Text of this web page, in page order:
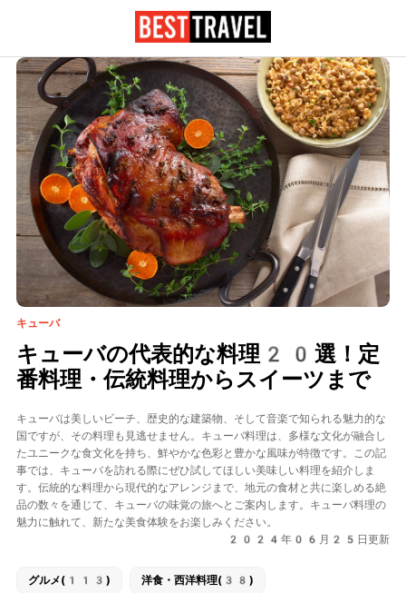
キューバ
キューバの代表的な料理20選！定
番料理・伝統料理からスイーツまで
キューバは美しいビーチ、歴史的な建築物、そして音楽で知られる魅力的な
国ですが、その料理も見逃せません。キューバ料理は、多様な文化が融合し
たユニークな食文化を持ち、鮮やかな色彩と豊かな風味が特徴です。この記
事では、キューバを訪れる際にぜひ試してほしい美味しい料理を紹介しま
す。伝統的な料理から現代的なアレンジまで、地元の食材と共に楽しめる絶
品の数々を通じて、キューバの味覚の旅へとご案内します。キューバ料理の
魅力に触れて、新たな美食体験をお楽しみください。
2024年06月25日更新
グルメ(113) 洋食・西洋料理(38)